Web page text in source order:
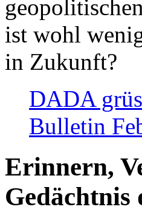
ist wohl
in Zukunft?
DADA
Bulletin
Erinnern,
Gedächtnis